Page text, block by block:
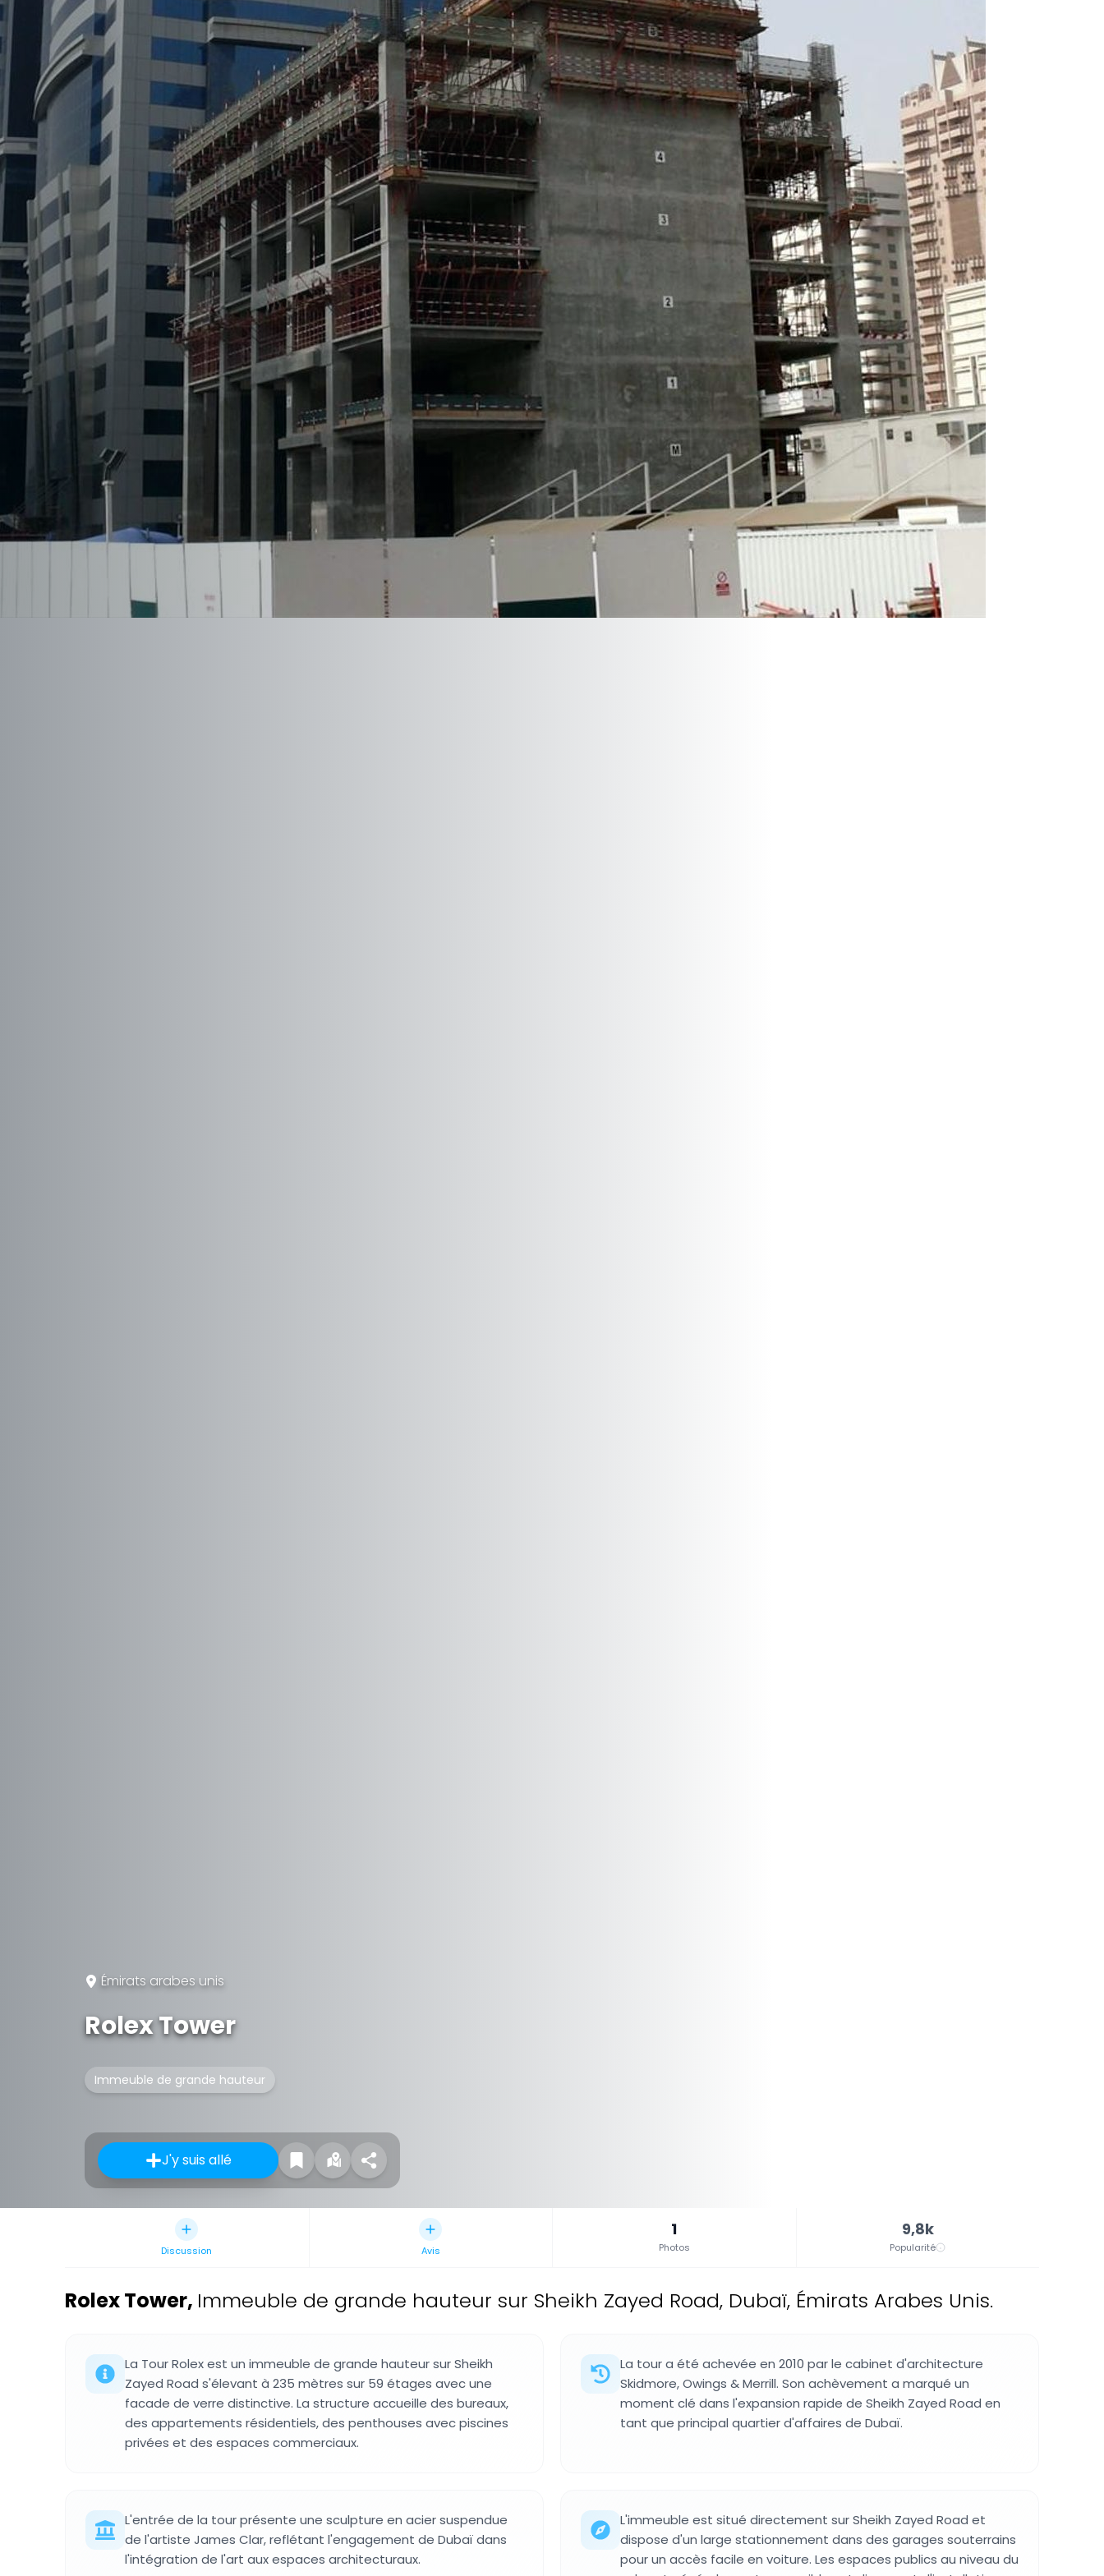
Émirats arabes unis
Rolex Tower
Immeuble de grande hauteur
J'y suis allé
Discussion Avis
1
Photos
9,8k
Popularité
Rolex Tower, Immeuble de grande hauteur sur Sheikh Zayed Road, Dubaï, Émirats Arabes Unis.
La Tour Rolex est un immeuble de grande hauteur sur Sheikh
Zayed Road s'élevant à 235 mètres sur 59 étages avec une
facade de verre distinctive. La structure accueille des bureaux,
des appartements résidentiels, des penthouses avec piscines
privées et des espaces commerciaux.
La tour a été achevée en 2010 par le cabinet d'architecture
Skidmore, Owings & Merrill. Son achèvement a marqué un
moment clé dans l'expansion rapide de Sheikh Zayed Road en
tant que principal quartier d'affaires de Dubaï.
L'entrée de la tour présente une sculpture en acier suspendue
de l'artiste James Clar, reflétant l'engagement de Dubaï dans
l'intégration de l'art aux espaces architecturaux.
L'immeuble est situé directement sur Sheikh Zayed Road et
dispose d'un large stationnement dans des garages souterrains
pour un accès facile en voiture. Les espaces publics au niveau du